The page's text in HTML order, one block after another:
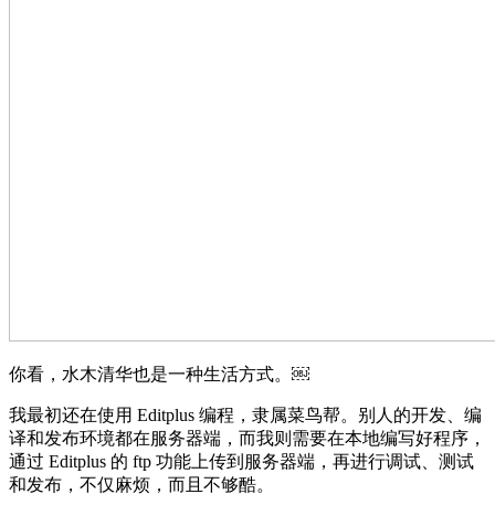
你看，水木清华也是一种生活方式。￼
我最初还在使用 Editplus 编程，隶属菜鸟帮。别人的开发、编
译和发布环境都在服务器端，而我则需要在本地编写好程序，
通过 Editplus 的 ftp 功能上传到服务器端，再进行调试、测试
和发布，不仅麻烦，而且不够酷。